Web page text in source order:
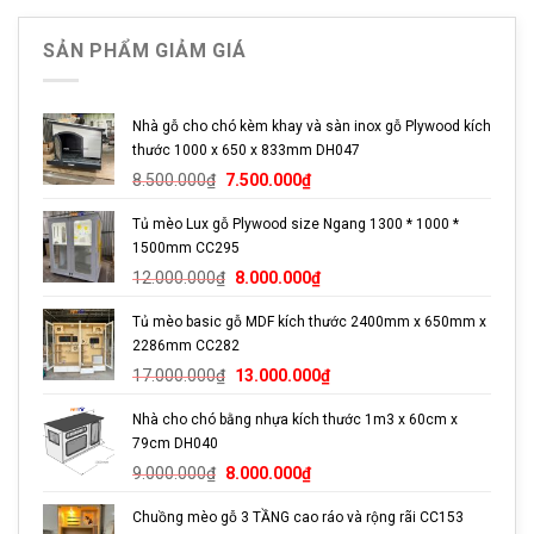
thời gian ngắn vài tiếng mà không ảnh hưởng gì đến kết cấu.
Tuy nhiên, nếu tiếp xúc nhiều với nước, hoặc trong môi
và phần dây thừng sẽ nhanh chóng hư hỏng
Các hạng mục bảo hành nhà cây cho mèo
Sản phẩm Cat tree, nhà cây cho mèo được bảo hành 1
năm các hạng mục sau đây
Cong vênh, co ngót
Gỗ tách lớp, phồng rộp
Về phần trụ
SẢN PHẨM GIẢM GIÁ
Nhà gỗ cho chó kèm khay và sàn inox gỗ Plywood kích
thước 1000 x 650 x 833mm DH047
8.500.000₫ Giá
là:
8.500.000₫.
7.500.000₫Giá
tại
7.500.000₫.
Tủ mèo Lux gỗ Plywood size Ngang 1300 * 1000 *
1500mm CC295
12.000.000₫ Giá
là:
12.000.000₫.
8.000.000₫Giá
tại
8.000.000₫.
Tủ mèo basic gỗ MDF kích thước 2400mm x 650mm x
2286mm CC282
17.000.000₫ Giá
là:
13.000.000₫Giá
tại
Nhà cho chó bằng nhựa kích thước 1m3 x 60cm x
79cm DH040
9.000.000₫ Giá
là:
8.000.000₫Giá
tại
Chuồng mèo gỗ 3 TẦNG cao ráo và rộng rãi CC153